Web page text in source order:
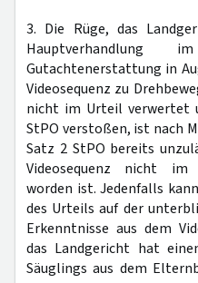
3. Die Rüge, das
Hauptverhandlung
Gutachtenerstattung in
Videosequenz zu
nicht im Urteil verwertet
StPO verstoßen, ist nach
Satz 2 StPO bereits
Videosequenz nicht
worden ist. Jedenfalls
des Urteils auf der
Erkenntnisse aus dem
das Landgericht hat
Säuglings aus dem